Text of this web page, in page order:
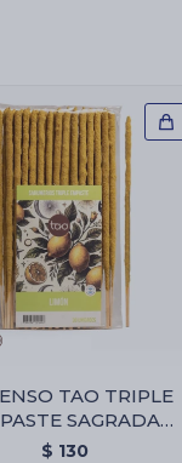
TAO TRIPLE
SAGRADA
X30 - PACK X2 -
$ 130